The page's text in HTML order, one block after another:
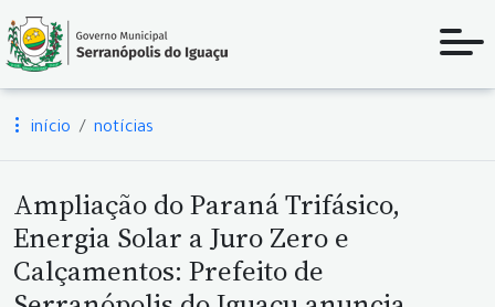
início notícias
Ampliação do Paraná Trifásico,
Energia Solar a Juro Zero e
Calçamentos: Prefeito de